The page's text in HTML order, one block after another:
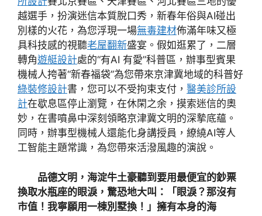
越選手，扮演迷信本質脫口秀，新春年俗與AI碰出
別樣的火花，為您浮現一場無毒建材佈滿年味又極
具科技感的視聽老屋翻新盛宴。假如逛累了，二層
轉角遊艇設計處的“有AI 有愛”科普區，辦事型賓果
機械人挎著“新春福袋”為您帶來京津冀地域的科普好
綠裝修設計書，您可以不受拘束支付， 醫美診所設
計在歇息區停止瀏覽，在休閑之余，摸索迷信的奧
妙，在書噴鼻中深刻領略京津冀文明的深摯底蘊。
同時，辦事型機械人還能化身講授員，繚繞AI等人
工智能主題常識，為您帶來活潑風趣的演說。
品德文明，海淀牛土豪聽到要用最便宜的鈔票
換取水瓶座的眼淚，驚恐地大叫：「眼淚？那沒有
市值！我寧願用一棟別墅換！」擁有本身的海